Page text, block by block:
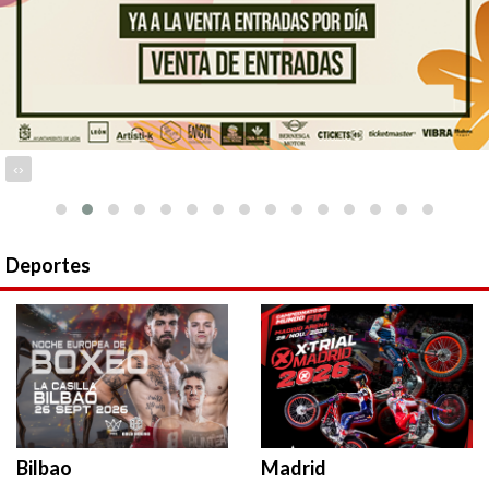
‹›
Deportes
Bilbao Madrid